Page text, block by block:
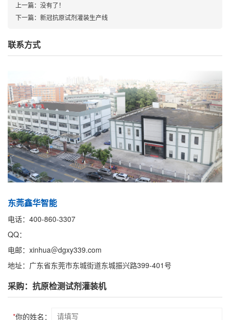
上一篇：没有了！
下一篇： 新冠抗原试剂灌装生产线
联系方式
东莞鑫华智能
电话：400-860-3307
QQ：
电邮：xinhua＠dgxy339.com
地址：广东省东莞市东城街道东城振兴路399-401号
采购：抗原检测试剂灌装机
*你的姓名：